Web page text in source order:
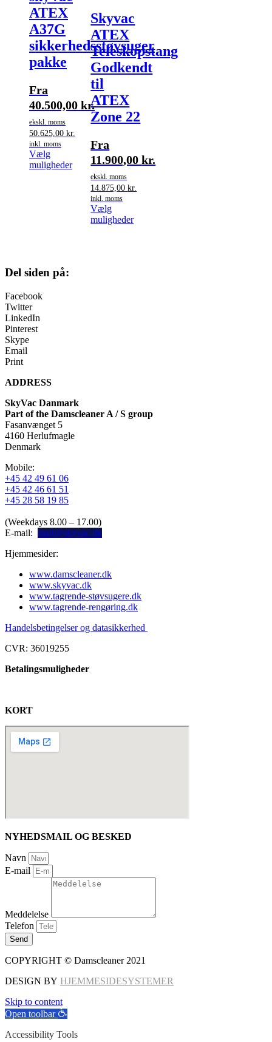
ATEX
A37G
sikkerhedsstøvsuger
pakke
Fra
40.500,00 kr.
ekskl. moms
50.625,00 kr.
inkl. moms
Vælg
mulighederDette
varianter.
Mulighederne
Skyvac
ATEX
Teleskopstang
Godkendt
til
ATEX
Zone 22
Fra
11.900,00kr.
ekskl. moms
14.875,00kr.
inkl. moms
Vælg
mulighederDette
Del siden på:
Facebook
Twitter
LinkedIn
Pinterest
Skype
Email
Print
ADDRESS
SkyVac Danmark
Part of the Damscleaner A / S group
Fasanvænget 5
4160 Herlufmagle
Denmark
Mobile:
+45 42 49 61 06
+45 42 46 61 51
+45 28 58 19 85
(Weekdays 8.00 – 17.00)
E-mail: mail@skyvac.dk
Hjemmesider:
www.damscleaner.dk
www.skyvac.dk
www.tagrende-støvsugere.dk
www.tagrende-rengøring.dk
Handelsbetingelser og datasikkerhed
CVR: 36019255
Betalingsmuligheder
KORT
NYHEDSMAIL OG BESKED
Navn
E-mail
Meddelelse
Telefon
Send
COPYRIGHT © Damscleaner 2021
DESIGN BY HJEMMESIDESYSTEMER
Skip to content
Open toolbar
Accessibility Tools